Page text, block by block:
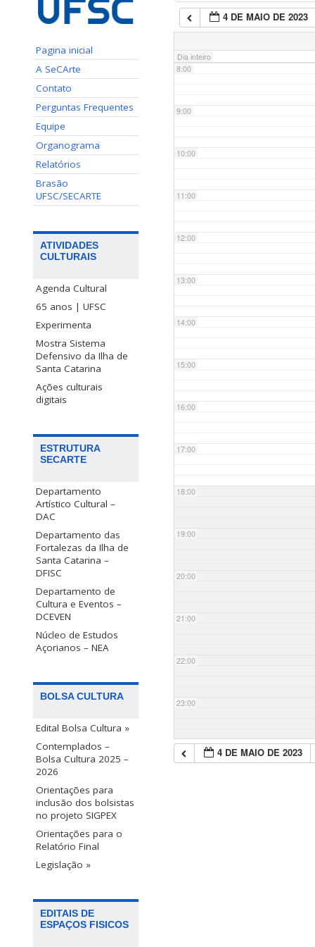
Pagina inicial
A SeCArte
Contato
Perguntas Frequentes
Equipe
Organograma
Relatórios
Brasão
UFSC/SECARTE
ATIVIDADES
CULTURAIS
Agenda Cultural
65 anos | UFSC
Experimenta
Mostra Sistema
Defensivo da Ilha de
Santa Catarina
Ações culturais
digitais
ESTRUTURA
SECARTE
Departamento
Artístico Cultural –
DAC
Departamento das
Fortalezas da Ilha de
Santa Catarina –
DFISC
Departamento de
Cultura e Eventos –
DCEVEN
Núcleo de Estudos
Açorianos – NEA
BOLSA CULTURA
Edital Bolsa Cultura »
Contemplados –
Bolsa Cultura 2025 –
2026
Orientações para
inclusão dos bolsistas
no projeto SIGPEX
Orientações para o
Relatório Final
Legislação »
EDITAIS DE
ESPAÇOS FISICOS
4 DE MAIO DE 2023
Dia inteiro
7:00
8:00
9:00
10:00
11:00
12:00
13:00
14:00
15:00
16:00
17:00
18:00
19:00
20:00
21:00
22:00
23:00
4 DE MAIO DE 2023